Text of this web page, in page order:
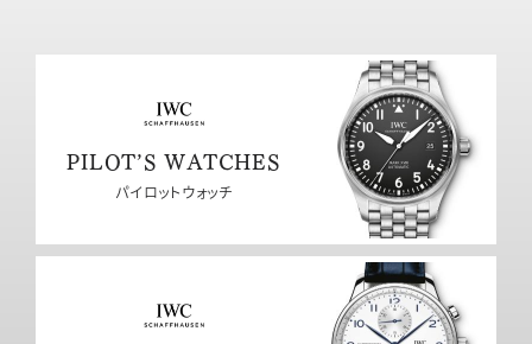
PILOT’S WATCHES
パイロットウォッチ